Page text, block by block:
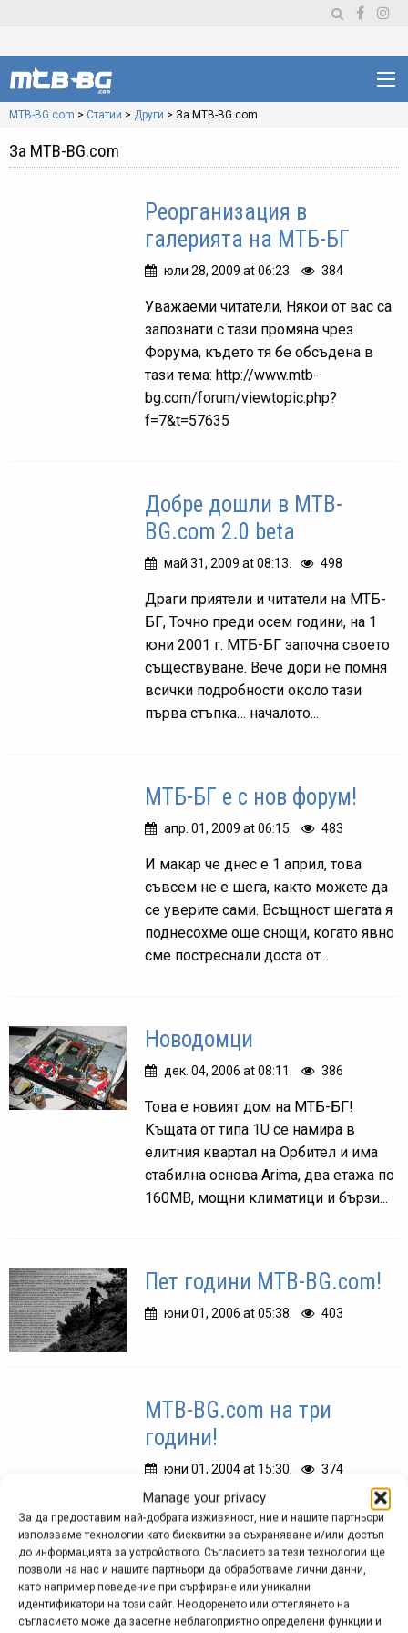
Manage your privacy
За да предоставим най-добрата изживяност, ние и нашите партньори
използваме технологии като бисквитки за съхраняване и/или достъп
до информацията за устройството. Съгласието за тези технологии ще
позволи на нас и нашите партньори да обработваме лични данни,
като например поведение при сърфиране или уникални
идентификатори на този сайт. Неодоренето или оттеглянето на
съгласието може да засегне неблагоприятно определени функции и
MTB-BG.com > Статии > Други > За MTB-BG.com
За MTB-BG.com
Реорганизация в
галерията на МТБ-БГ
юли 28, 2009 at 06:23. 384
Уважаеми читатели, Някои от вас са
запознати с тази промяна чрез
Форума, където тя бе обсъдена в
тази тема: http://www.mtb-
bg.com/forum/viewtopic.php?
f=7&t=57635
Добре дошли в MTB-
BG.com 2.0 beta
май 31, 2009 at 08:13. 498
Драги приятели и читатели на МТБ-
БГ, Точно преди осем години, на 1
юни 2001 г. МТБ-БГ започна своето
съществуване. Вече дори не помня
всички подробности около тази
първа стъпка… началото...
МТБ-БГ е с нов форум!
апр. 01, 2009 at 06:15. 483
И макар че днес е 1 април, това
съвсем не е шега, както можете да
се уверите сами. Всъщност шегата я
поднесохме още снощи, когато явно
сме постреснали доста от...
Новодомци
дек. 04, 2006 at 08:11. 386
Това е новият дом на МТБ-БГ!
Къщата от типа 1U се намира в
елитния квартал на Орбител и има
стабилна основа Arima, два етажа по
160MB, мощни климатици и бързи...
Пет години MTB-BG.com!
юни 01, 2006 at 05:38. 403
MTB-BG.com на три
години!
юни 01, 2004 at 15:30. 374
Честито на всички, за които
рожденият ден на нашия сайт е
някакъв вид празник! Защото на 1
юни, както обикновено, годинките
на сайта се увеличават с една.
Разбира се, те...